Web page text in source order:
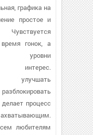
графика на
простое и
Чувствуется
гонок, а
уровни
интерес.
улучшать
процесс
любителям